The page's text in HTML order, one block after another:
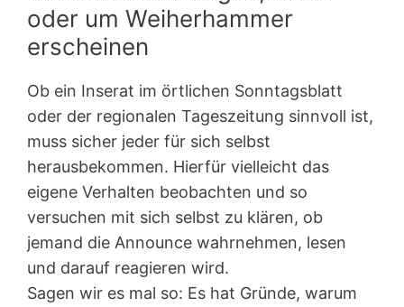
oder um Weiherhammer
erscheinen
Ob ein Inserat im örtlichen Sonntagsblatt
oder der regionalen Tageszeitung sinnvoll ist,
muss sicher jeder für sich selbst
herausbekommen. Hierfür vielleicht das
eigene Verhalten beobachten und so
versuchen mit sich selbst zu klären, ob
jemand die Announce wahrnehmen, lesen
und darauf reagieren wird.
Sagen wir es mal so: Es hat Gründe, warum